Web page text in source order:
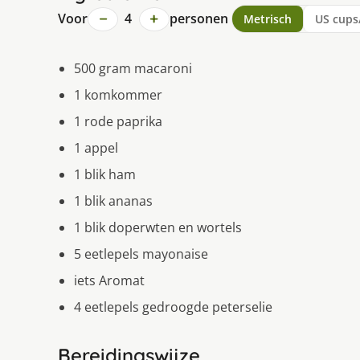
Voor − 4 + personen Metrisch US
500 gram macaroni
1 komkommer
1 rode paprika
1 appel
1 blik ham
1 blik ananas
1 blik doperwten en wortels
5 eetlepels mayonaise
iets Aromat
4 eetlepels gedroogde peterselie